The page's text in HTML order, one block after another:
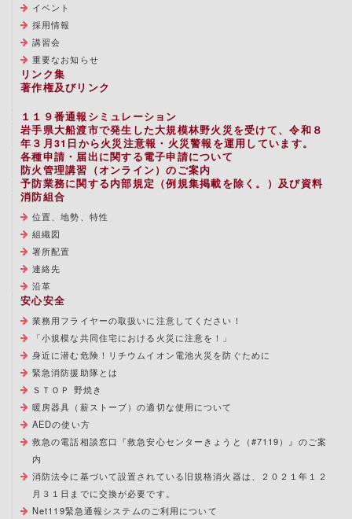
イベント
採用情報
講習会
重要なお知らせ
リンク集
著作権及びリンク
１１９番通報シミュレーション
岩手県大船渡市で発生した大規模林野火災を受けて、令和８
年３月31日から火災注意報・火災警報を運用しています。
各種申請・届出に関する電子申請について
防火管理講習（オンライン）のご案内
予防業務に関する内部規定（例規集掲載を除く。）及び資料
消防組合
位置、地勢、特性
組織図
署所配置
連絡先
沿革
安心安全
業務用フライヤーの取扱いに注意してください！
「小規模な共同住宅における火災に注意を！」
身近に潜む危険！リチウムイオン電池火災を防ぐために
緊急消防援助隊とは
ＳＴＯＰ 野焼き
暖房器具（薪ストーブ）の適切な使用について
AEDの使い方
救急の電話相談窓口『救急安心センターきょうと（#7119）』のご案
内
消防法令に基づいて設置されている旧規格消火器は、２０２１年１２
月３１日までに交換が必要です。
Net119緊急通報システムのご利用について